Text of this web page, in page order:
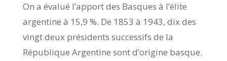
On a évalué l’apport des Basques à l’élite
argentine à 15,9 %. De 1853 à 1943, dix des
vingt deux présidents successifs de la
République Argentine sont d’origine basque.